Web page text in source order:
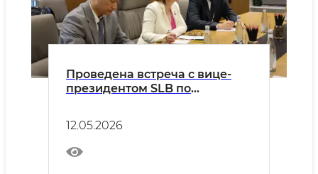
Проведена встреча с вице-
президентом SLB по
12.05.2026